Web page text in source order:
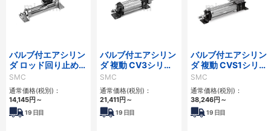
バルブ付エアシリン
ダ ロッド回り止め
形・複動 CVM5Kシ
リーズ
SMC
通常価格(税別)：
14,145円 ～
19 日目
バルブ付エアシリン
ダ 複動 CV3シリー
ズ
SMC
通常価格(税別)：
21,411円 ～
19 日目
バルブ付エアシリン
ダ 複動 CVS1シリー
ズ
SMC
通常価格(税別)：
38,246円 ～
19 日目